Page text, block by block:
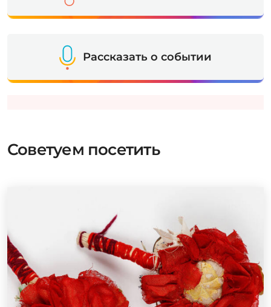
Рассказать о событии
Советуем посетить